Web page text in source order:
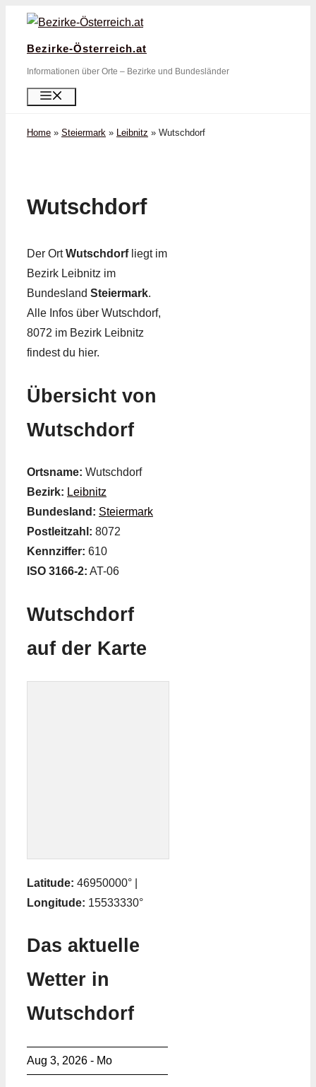
Zum
springen
Bezirke-Österreich.at
Informationen über Orte – Bezirke und Bundesländer
Home » Steiermark » Leibnitz » Wutschdorf
Wutschdorf
Der OrtWutschdorfliegt im
Bezirk Leibnitz im
Bundesland Steiermark.
Alle Infos über Wutschdorf,
8072 im Bezirk Leibnitz
findest du hier.
Übersicht von
Wutschdorf
Ortsname: Wutschdorf
Bezirk: Leibnitz
Bundesland: Steiermark
Postleitzahl: 8072
Kennziffer: 610
ISO 3166-2: AT-06
Wutschdorf
auf der Karte
Latitude: 46950000° |
Longitude: 15533330°
Das aktuelle
Wetter in
Wutschdorf
Aug 3, 2026 - Mo